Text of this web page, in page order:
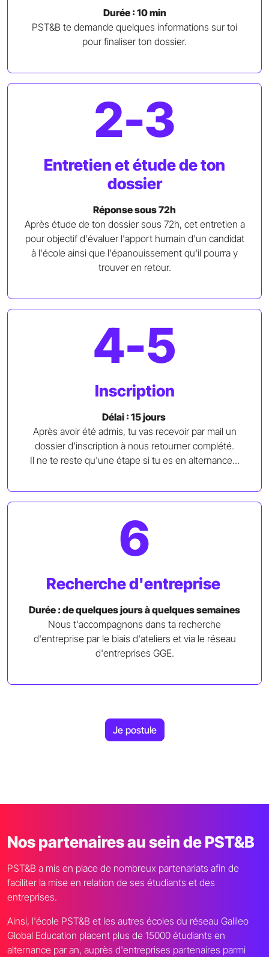
Durée : 10 min
PST&B te demande quelques informations sur toi
pour finaliser ton dossier.
2-3
Entretien et étude de ton
dossier
Réponse sous 72h
Après étude de ton dossier sous 72h, cet entretien a
pour objectif d'évaluer l'apport humain d'un candidat
à l'école ainsi que l'épanouissement qu'il pourra y
trouver en retour.
4-5
Inscription
Délai : 15 jours
Après avoir été admis, tu vas recevoir par mail un
dossier d'inscription à nous retourner complété.
Il ne te reste qu'une étape si tu es en alternance...
6
Recherche d'entreprise
Durée : de quelques jours à quelques semaines
Nous t'accompagnons dans ta recherche
d'entreprise par le biais d'ateliers et via le réseau
d'entreprises GGE.
Je postule
Nos partenaires au sein de PST&B
PST&B a mis en place de nombreux partenariats afin de
faciliter la mise en relation de ses étudiants et des
entreprises.
Ainsi, l'école PST&B et les autres écoles du réseau Galileo
Global Education placent plus de 15000 étudiants en
alternance par an, auprès d'entreprises partenaires parmi